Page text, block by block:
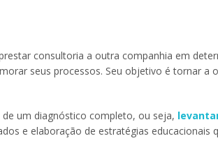
consultoria a outra companhia em
seus processos. Seu objetivo é tornar a
de um diagnóstico completo, ou seja,
e elaboração de estratégias educacionais